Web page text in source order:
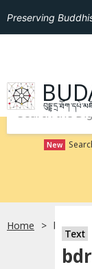
Preserving
GO TO
New
Home
Text